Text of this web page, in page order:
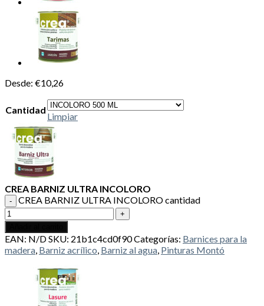
Desde: €10,26
Cantidad
Limpiar
CREA BARNIZ ULTRA INCOLORO
CREA BARNIZ ULTRA INCOLORO cantidad
EAN: N/DSKU: 21b1c4cd0f90Categorías: Barnices para la
madera, Barniz acrílico, Barniz al agua, Pinturas Montó